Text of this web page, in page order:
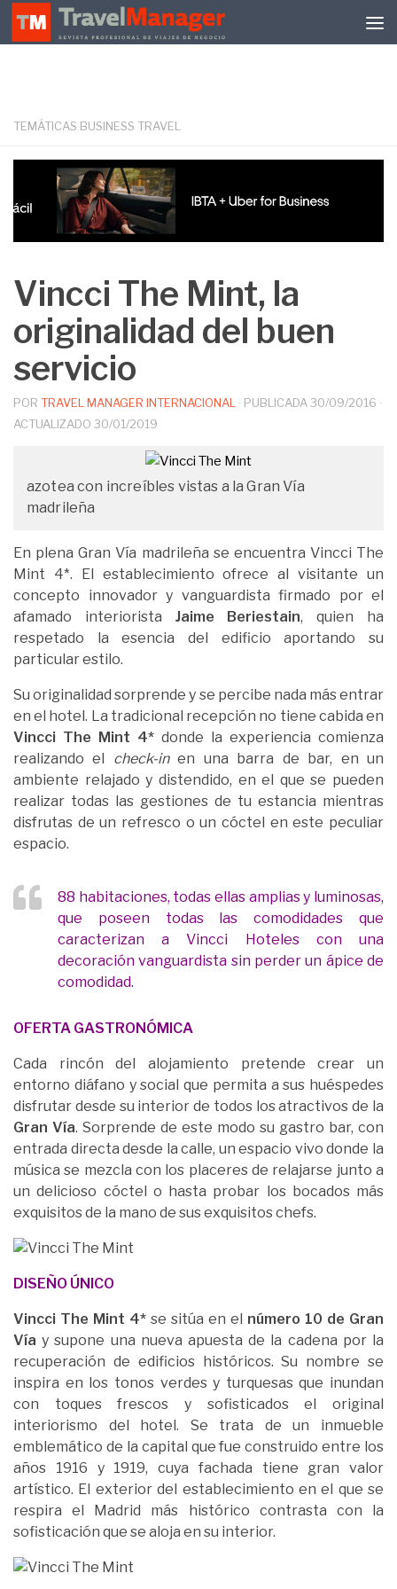
Debajo del contenido
TEMÁTICAS BUSINESS TRAVEL
Vincci The Mint, la
originalidad del buen
servicio
POR TRAVEL MANAGER INTERNACIONAL · PUBLICADA30/09/2016 ·
ACTUALIZADO 30/01/2019
azotea con increíbles vistas a la Gran Vía
madrileña
En plena Gran Vía madrileña se encuentra Vincci The
Mint 4*. El establecimiento ofrece al visitante un
concepto innovador y vanguardista firmado por el
afamado interiorista Jaime Beriestain, quien ha
respetado la esencia del edificio aportando su
particular estilo.
Su originalidad sorprende y se percibe nada más entrar
en el hotel. La tradicional recepción no tiene cabida en
Vincci The Mint 4* donde la experiencia comienza
realizando el check-inen una barra de bar, en un
ambiente relajado y distendido, en el que se pueden
realizar todas las gestiones de tu estancia mientras
disfrutas de un refresco o un cóctel en este peculiar
espacio.
88 habitaciones, todas ellas amplias y luminosas,
que poseen todas las comodidades que
caracterizan a Vincci Hoteles con una
decoración vanguardista sin perder un ápice de
comodidad.
OFERTA GASTRONÓMICA
Cada rincón del alojamiento pretende crear un
entorno diáfano y social que permita a sus huéspedes
disfrutar desde su interior de todos los atractivos de la
Gran Vía. Sorprende de este modo su gastro bar, con
entrada directa desde la calle, un espacio vivo donde la
música se mezcla con los placeres de relajarse junto a
un delicioso cóctel o hasta probar los bocados más
exquisitos de la mano de sus exquisitos chefs.
DISEÑO ÚNICO
Vincci The Mint 4* se sitúa en el número 10 de Gran
Vía y supone una nueva apuesta de la cadena por la
recuperación de edificios históricos. Su nombre se
inspira en los tonos verdes y turquesas que inundan
con toques frescos y sofisticados el original
interiorismo del hotel. Se trata de un inmueble
emblemático de la capital que fue construido entre los
años 1916 y 1919, cuya fachada tiene gran valor
artístico. El exterior del establecimiento en el que se
respira el Madrid más histórico contrasta con la
sofisticación que se aloja en su interior.